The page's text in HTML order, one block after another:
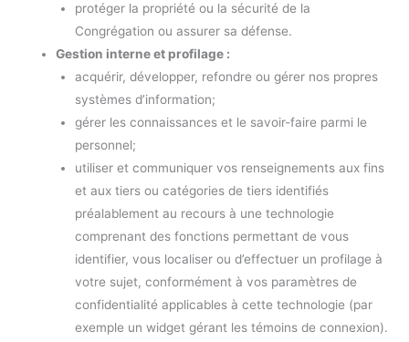
protéger la propriété ou la sécurité de la
Congrégation ou assurer sa défense.
Gestion interne et profilage :
acquérir, développer, refondre ou gérer nos propres
systèmes d’information;
gérer les connaissances et le savoir-faire parmi le
personnel;
utiliser et communiquer vos renseignements aux fins
et aux tiers ou catégories de tiers identifiés
préalablement au recours à une technologie
comprenant des fonctions permettant de vous
identifier, vous localiser ou d’effectuer un profilage à
votre sujet, conformément à vos paramètres de
confidentialité applicables à cette technologie (par
exemple un widget gérant les témoins de connexion).